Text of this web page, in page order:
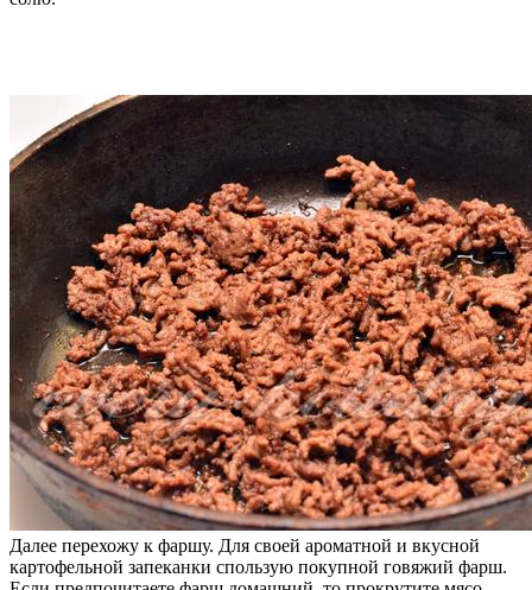
Далее перехожу к фаршу. Для своей ароматной и вкусной
картофельной запеканки спользую покупной говяжий фарш.